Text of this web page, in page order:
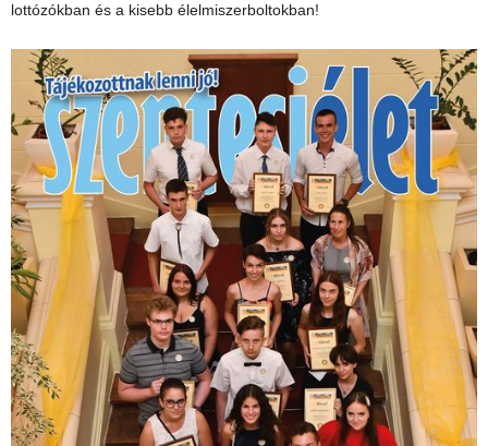
lottózókban és a kisebb élelmiszerboltokban!